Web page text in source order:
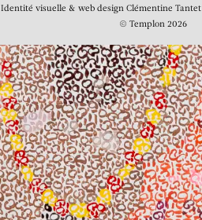
Identité visuelle & web designClémentine Tantet
© Templon 2026